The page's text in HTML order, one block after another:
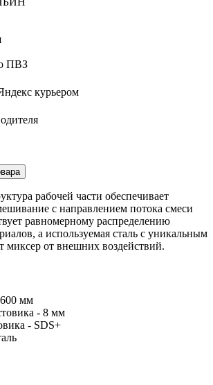
ПВЗ
курьером
рабочей части обеспечивает
с направлением потока смеси
равномерному распределению
а используемая сталь с уникальным
миксер от внешних воздействий.
мм
- 8 мм
- SDS+